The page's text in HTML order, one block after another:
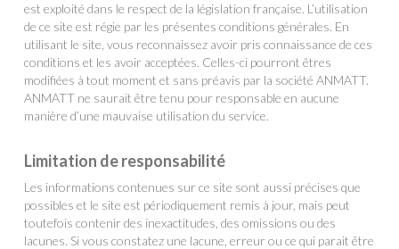
est exploité dans le respect de la législation française. L’utilisation
de ce site est régie par les présentes conditions générales. En
utilisant le site, vous reconnaissez avoir pris connaissance de ces
conditions et les avoir acceptées. Celles-ci pourront êtres
modifiées à tout moment et sans préavis par la société ANMATT.
ANMATT ne saurait être tenu pour responsable en aucune
manière d’une mauvaise utilisation du service.
Limitation de responsabilité
Les informations contenues sur ce site sont aussi précises que
possibles et le site est périodiquement remis à jour, mais peut
toutefois contenir des inexactitudes, des omissions ou des
lacunes. Si vous constatez une lacune, erreur ou ce qui parait être